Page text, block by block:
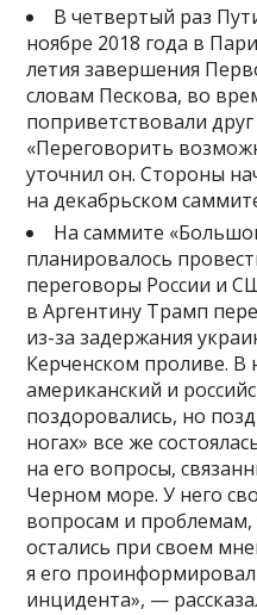
В четвертый раз
ноябре 2018 года в
летия завершения
словам Пескова, во
поприветствовали друг
«Переговорить
уточнил он. Стороны
на декабрьском
На саммите
планировалось
переговоры России и
в Аргентину Трамп
из-за задержания
Керченском проливе. В
американский и
поздоровались, но
ногах» все же
на его вопросы,
Черном море. У него
вопросам и
остались при своем
я его
инцидента», —